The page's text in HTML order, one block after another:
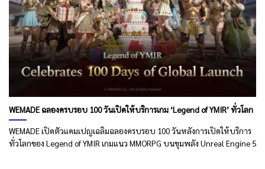
WEMADE ฉลองครบรอบ 100 วันเปิดให้บริการเกม ‘Legend of YMIR’ ทั่วโลก
WEMADE เปิดตัวแคมเปญเฉลิมฉลองครบรอบ 100 วันหลังการเปิดให้บริการ
ทั่วโลกของ Legend of YMIR เกมแนว MMORPG บนขุมพลัง Unreal Engine 5